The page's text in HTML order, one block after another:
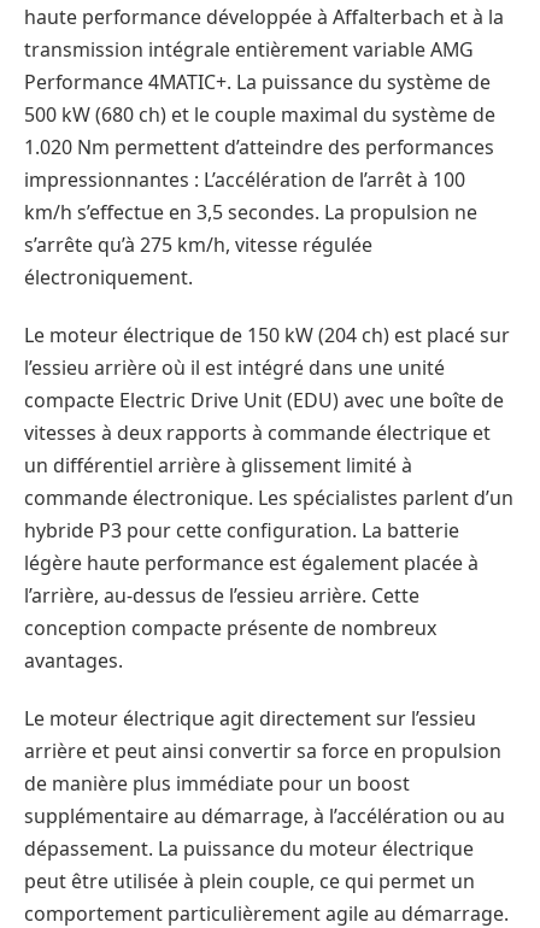
haute performance développée à Affalterbach et à la
transmission intégrale entièrement variable AMG
Performance 4MATIC+. La puissance du système de
500 kW (680 ch) et le couple maximal du système de
1.020 Nm permettent d’atteindre des performances
impressionnantes : L’accélération de l’arrêt à 100
km/h s’effectue en 3,5 secondes. La propulsion ne
s’arrête qu’à 275 km/h, vitesse régulée
électroniquement.
Le moteur électrique de 150 kW (204 ch) est placé sur
l’essieu arrière où il est intégré dans une unité
compacte Electric Drive Unit (EDU) avec une boîte de
vitesses à deux rapports à commande électrique et
un différentiel arrière à glissement limité à
commande électronique. Les spécialistes parlent d’un
hybride P3 pour cette configuration. La batterie
légère haute performance est également placée à
l’arrière, au-dessus de l’essieu arrière. Cette
conception compacte présente de nombreux
avantages.
Le moteur électrique agit directement sur l’essieu
arrière et peut ainsi convertir sa force en propulsion
de manière plus immédiate pour un boost
supplémentaire au démarrage, à l’accélération ou au
dépassement. La puissance du moteur électrique
peut être utilisée à plein couple, ce qui permet un
comportement particulièrement agile au démarrage.